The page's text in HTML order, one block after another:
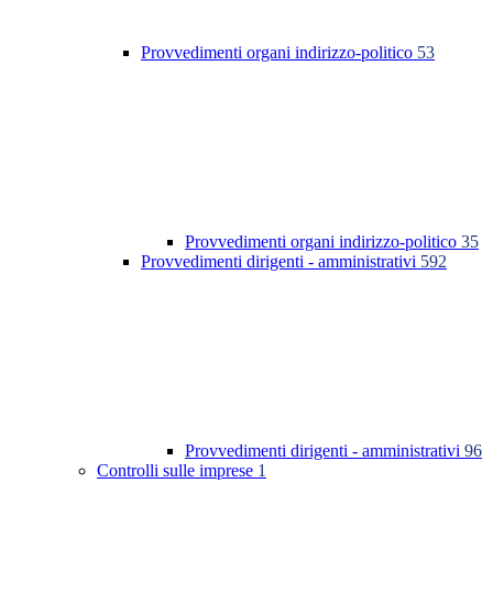
Provvedimenti organi indirizzo-politico 53
Provvedimenti organi indirizzo-politico 35
Provvedimenti dirigenti - amministrativi 592
Provvedimenti dirigenti - amministrativi 96
Controlli sulle imprese 1